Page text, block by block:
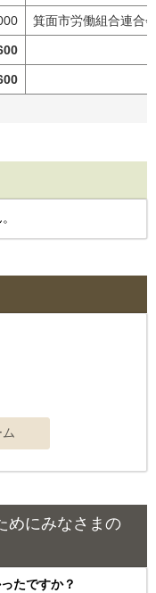
箕面市労働組合連合
めにみなさまの
たですか？